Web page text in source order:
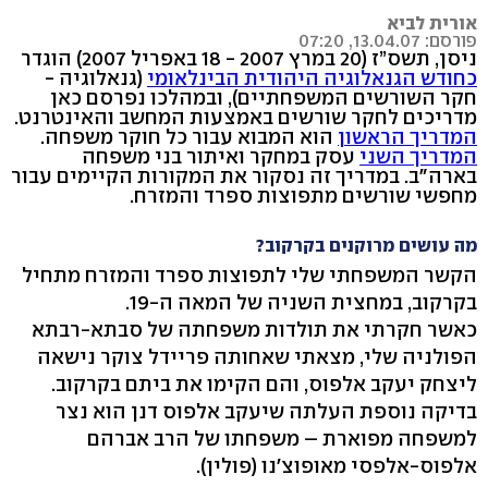
אורית לביא
פורסם: 13.04.07, 07:20
ניסן, תשס”ז (20 במרץ 2007 - 18 באפריל 2007) הוגדר
כחודש הגנאלוגיה היהודית הבינלאומי (גנאלוגיה -
חקר השורשים המשפחתיים), ובמהלכו נפרסם כאן
מדריכים לחקר שורשים באמצעות המחשב והאינטרנט.
המדריך הראשון הוא המבוא עבור כל חוקר משפחה.
המדריך השני עסק במחקר ואיתור בני משפחה
בארה"ב. במדריך זה נסקור את המקורות הקיימים עבור
מחפשי שורשים מתפוצות ספרד והמזרח.
מה עושים מרוקנים בקרקוב?
הקשר המשפחתי שלי לתפוצות ספרד והמזרח מתחיל
בקרקוב, במחצית השניה של המאה ה-19.
כאשר חקרתי את תולדות משפחתה של סבתא-רבתא
הפולניה שלי, מצאתי שאחותה פריידל צוקר נישאה
ליצחק יעקב אלפוס, והם הקימו את ביתם בקרקוב.
בדיקה נוספת העלתה שיעקב אלפוס דנן הוא נצר
למשפחה מפוארת – משפחתו של הרב אברהם
אלפוס-אלפסי מאופוצ'נו (פולין).